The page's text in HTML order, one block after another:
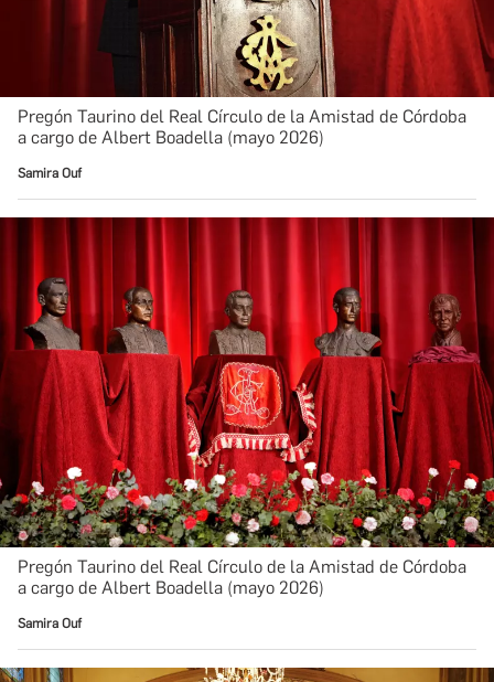
Pregón Taurino del Real Círculo de la Amistad de Córdoba
a cargo de Albert Boadella (mayo 2026)
Samira Ouf
Pregón Taurino del Real Círculo de la Amistad de Córdoba
a cargo de Albert Boadella (mayo 2026)
Samira Ouf